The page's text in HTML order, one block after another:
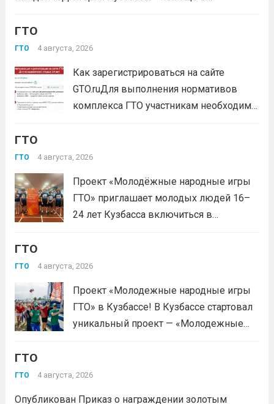
класс по правильной технике выполнения
нормативов комплекса ГТО;— тренировочные
Читать дальше
ГТО
ГТО 4 августа, 2026
Как зарегистрироваться на сайте
GTO.ruДля выполнения нормативов
комплекса ГТО участникам необходимо
выбери своё муниципальное
приходи на площадку. Возьми
документ, удостоверяющий личность,
удобную спортивную форму и воду. На
ГТО
ГТО 4 августа, 2026
Проект «Молодёжные народные игры
ГТО» приглашает молодых людей 16–
24 лет Кузбасса включиться в
муниципальных и регионального
нормативы комплекса ГТО сочетаются
с народными играми, силовыми шоу и
инновационными надувными
ГТО
ГТО 4 августа, 2026
Проект «Молодежные народные игры
ГТО» в Кузбассе! В Кузбассе стартовал
уникальный проект — «Молодежные
молодежных проектов среди
ГТО
ГТО 4 августа, 2026
Опубликован Приказ о награждении золотым